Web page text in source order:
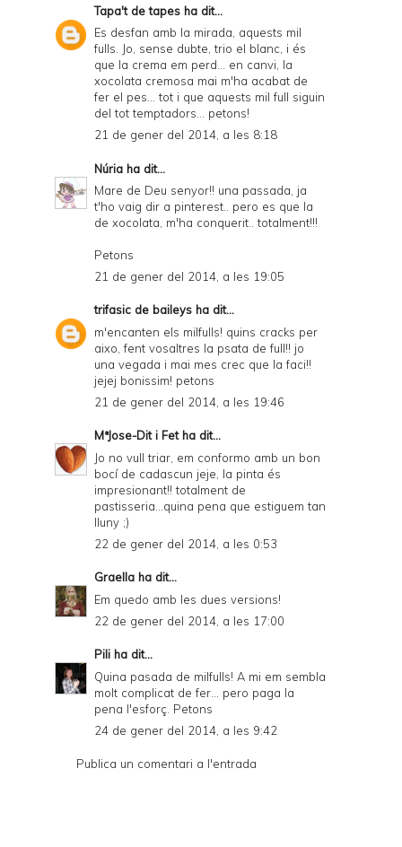
Tapa't de tapes ha dit...
Es desfan amb la mirada, aquests mil
fulls. Jo, sense dubte, trio el blanc, i és
que la crema em perd... en canvi, la
xocolata cremosa mai m'ha acabat de
fer el pes... tot i que aquests mil full siguin
del tot temptadors... petons!
21 de gener del 2014, a les 8:18
Núria ha dit...
Mare de Deu senyor!! una passada, ja
t'ho vaig dir a pinterest.. pero es que la
de xocolata, m'ha conquerit.. totalment!!!
Petons
21 de gener del 2014, a les 19:05
trifasic de baileys ha dit...
m'encanten els milfulls! quins cracks per
aixo, fent vosaltres la psata de full!! jo
una vegada i mai mes crec que la faci!!
jejej bonissim! petons
21 de gener del 2014, a les 19:46
MªJose-Dit i Fetha dit...
Jo no vull triar, em conformo amb un bon
bocí de cadascun jeje, la pinta és
impresionant!! totalment de
pastisseria...quina pena que estiguem tan
lluny ;)
22 de gener del 2014, a les 0:53
Graella ha dit...
Em quedo amb les dues versions!
22 de gener del 2014, a les 17:00
Pili ha dit...
Quina pasada de milfulls! A mi em sembla
molt complicat de fer... pero paga la
pena l'esforç. Petons
24 de gener del 2014, a les 9:42
Publica un comentari a l'entrada